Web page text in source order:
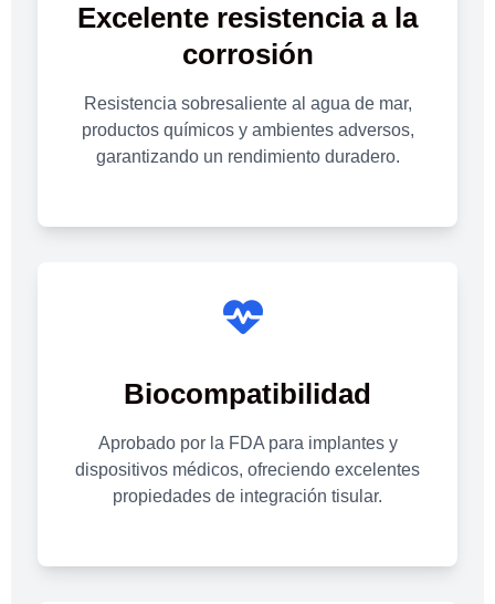
Excelente resistencia a la
corrosión
Resistencia sobresaliente al agua de mar,
productos químicos y ambientes adversos,
garantizando un rendimiento duradero.
Biocompatibilidad
Aprobado por la FDA para implantes y
dispositivos médicos, ofreciendo excelentes
propiedades de integración tisular.